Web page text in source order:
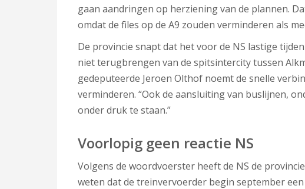
gaan aandringen op herziening van de plannen.
omdat de files op de A9 zouden verminderen als
De provincie snapt dat het voor de NS lastige
niet terugbrengen van de spitsintercity tussen
gedeputeerde Jeroen Olthof noemt de snelle
verminderen. “Ook de aansluiting van buslijnen,
onder druk te staan.”
Voorlopig geen reactie NS
Volgens de woordvoerster heeft de NS de
weten dat de treinvervoerder begin september